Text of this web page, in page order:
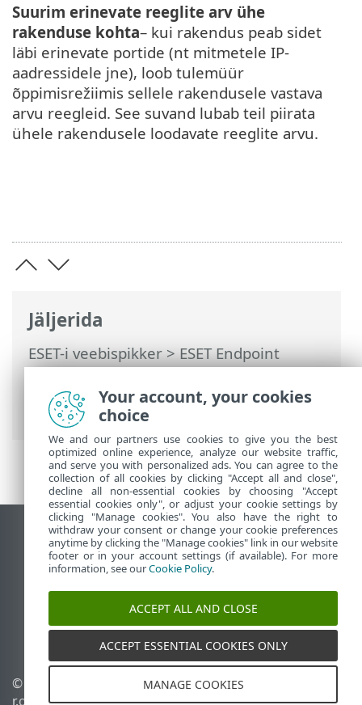
Jäljerida
ESET-i veebispikker>ESET Endpoint
Security>Täpsem häälestus>Kaitsed>
Võrgukasutuse kaitse>Tulemüür>
Õppimisrežiimi sätted
Suurim erinevate reeglite arv ühe
rakenduse kohta– kui rakendus peab sidet
läbi erinevate portide (nt mitmetele IP-
aadressidele jne), loob tulemüür
õppimisrežiimis sellele rakendusele vastava
arvu reegleid. See suvand lubab teil piirata
ühele rakendusele loodavate reeglite arvu.
Vaata tavaarvutile mõeldud veebilehte
End of Life
ESET-i teabebaas
ESET-i foorum
ESET Status Portal
Piirkondlik tugi
© 1992 - 2026 ESET, spol. s
r.o. – kõik õigused on
Küpsisepoliitika
Your account, your cookies
choice
We and our partners use cookies to give you the best
optimized online experience, analyze our website traffic,
and serve you with personalized ads. You can agree to the
collection of all cookies by clicking "Accept all and close",
decline all non-essential cookies by choosing "Accept
essential cookies only", or adjust your cookie settings by
clicking "Manage cookies". You also have the right to
withdraw your consent or change your cookie preferences
anytime by clicking the "Manage cookies" link in our website
footer or in your account settings (if available). For more
information, see ourCookie Policy.
ACCEPT ALL AND CLOSE
ACCEPT ESSENTIAL COOKIES ONLY
MANAGE COOKIES